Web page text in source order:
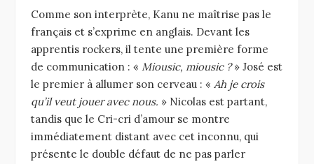
Comme son interprète, Kanu ne maîtrise pas le
français et s’exprime en anglais. Devant les
apprentis rockers, il tente une première forme
de communication : « Miousic, miousic ?» José est
le premier à allumer son cerveau : « Ah je crois
qu’il veut jouer avec nous. » Nicolas est partant,
tandis que le Cri-cri d’amour se montre
immédiatement distant avec cet inconnu, qui
présente le double défaut de ne pas parler